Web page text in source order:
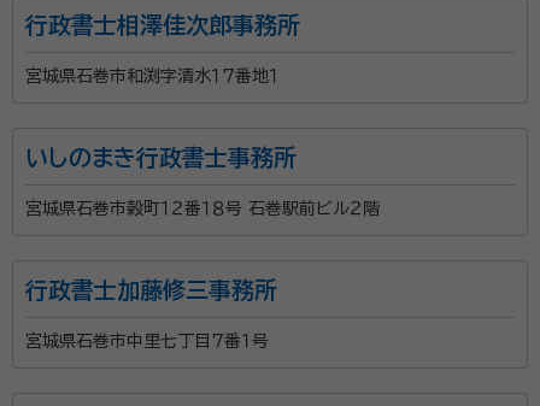
所属団体：宮城県行政書士会
行政書士相澤佳次郎事務所
宮城県石巻市和渕字清水１７番地１
いしのまき行政書士事務所
宮城県石巻市穀町１２番１８号 石巻駅前ビル２階
行政書士加藤修三事務所
宮城県石巻市中里七丁目７番１号